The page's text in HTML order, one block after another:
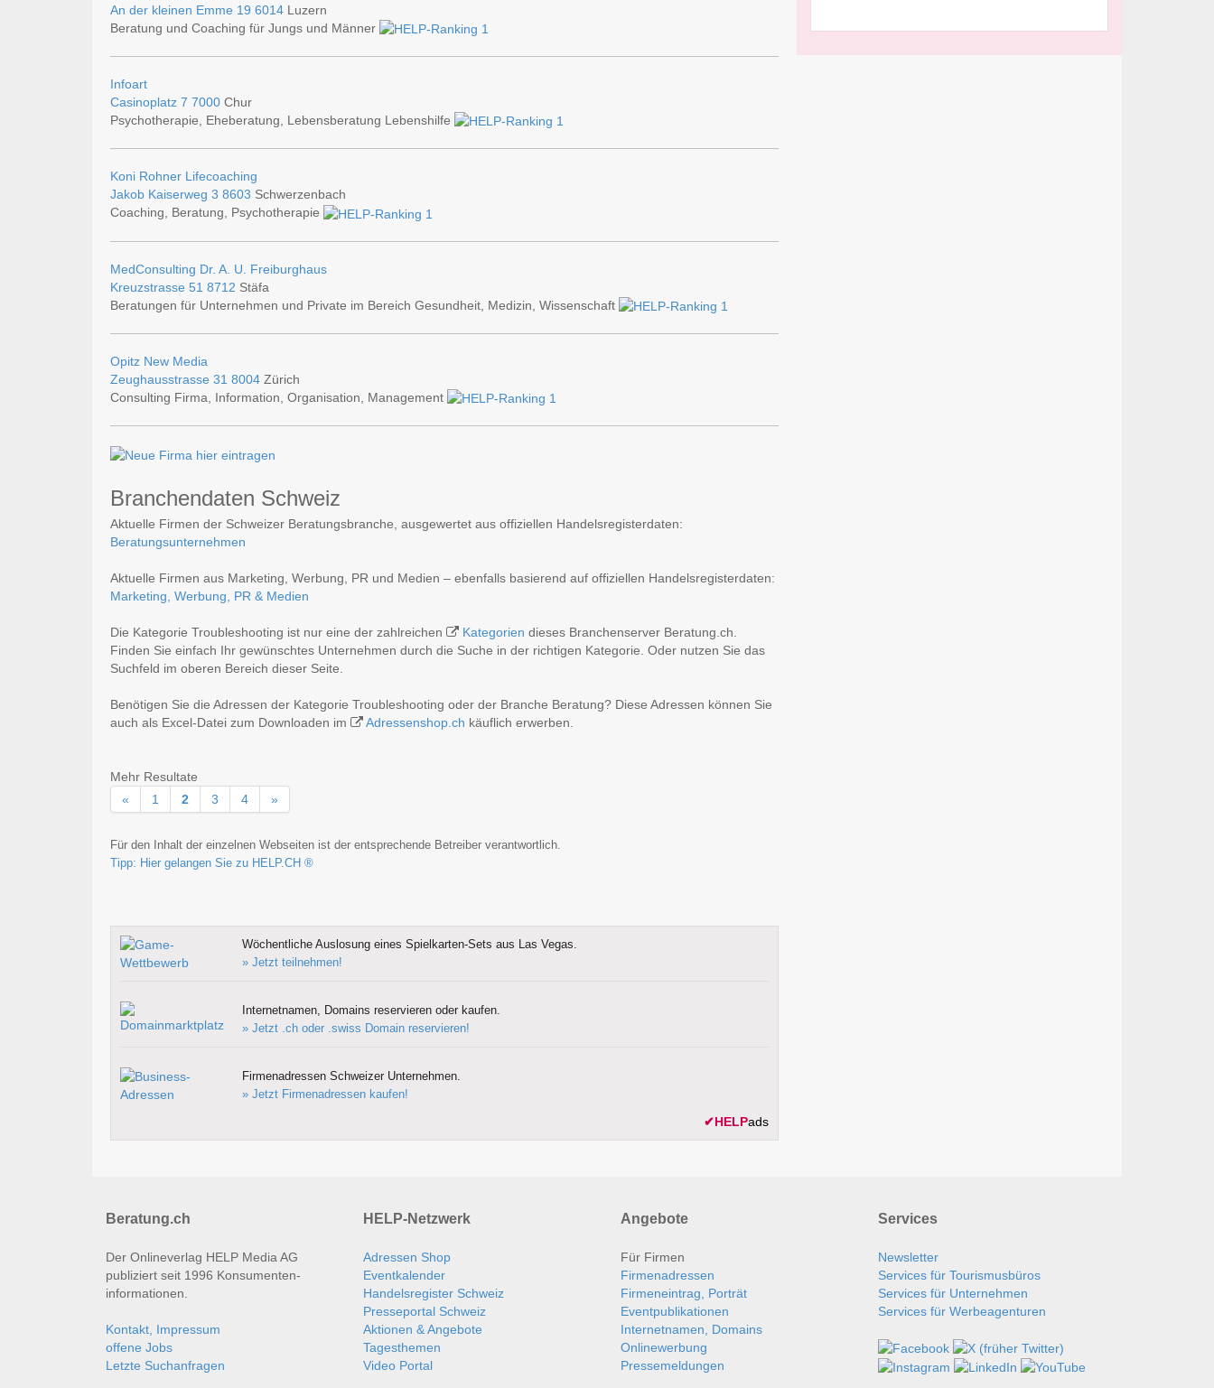
An der kleinen Emme 19 6014 Luzern
Beratung und Coaching für Jungs und Männer
Infoart
Casinoplatz 7 7000 Chur
Psychotherapie, Eheberatung, Lebensberatung Lebenshilfe
Koni Rohner Lifecoaching
Jakob Kaiserweg 3 8603 Schwerzenbach
Coaching, Beratung, Psychotherapie
MedConsulting Dr. A. U. Freiburghaus
Kreuzstrasse 51 8712 Stäfa
Beratungen für Unternehmen und Private im Bereich Gesundheit, Medizin, Wissenschaft
Opitz New Media
Zeughausstrasse 31 8004 Zürich
Consulting Firma, Information, Organisation, Management
Branchendaten Schweiz
Aktuelle Firmen der Schweizer Beratungsbranche, ausgewertet aus offiziellen Handelsregisterdaten:
Beratungsunternehmen
Aktuelle Firmen aus Marketing, Werbung, PR und Medien – ebenfalls basierend auf offiziellen Handelsregisterdaten:
Marketing, Werbung, PR & Medien
Die Kategorie Troubleshooting ist nur eine der zahlreichen Kategorien dieses Branchenserver Beratung.ch.
Finden Sie einfach Ihr gewünschtes Unternehmen durch die Suche in der richtigen Kategorie. Oder nutzen Sie das
Suchfeld im oberen Bereich dieser Seite.
Benötigen Sie die Adressen der Kategorie Troubleshooting oder der Branche Beratung? Diese Adressen können Sie
auch als Excel-Datei zum Downloaden im
Adressenshop.ch käuflich erwerben.
Mehr Resultate
«
1 2 3 4 »
Für den Inhalt der einzelnen Webseiten ist der entsprechende Betreiber verantwortlich.
Tipp: Hier gelangen Sie zu HELP.CH ®
Wöchentliche Auslosung eines Spielkarten-Sets aus Las Vegas.
» Jetzt teilnehmen!
Internetnamen, Domains reservieren oder kaufen.
» Jetzt .ch oder .swiss Domain reservieren!
Firmenadressen Schweizer Unternehmen.
» Jetzt Firmenadressen kaufen!
✔HELPads
Beratung.ch
Der Onlineverlag HELP Media AG
publiziert seit 1996 Konsumenten­
informationen.
Kontakt, Impressum
offene Jobs
Letzte Suchanfragen
HELP-Netzwerk
Adressen Shop
Eventkalender
Handelsregister Schweiz
Presseportal Schweiz
Aktionen & Angebote
Tagesthemen
Video Portal
Angebote
Für Firmen
Firmenadressen
Firmeneintrag, Porträt
Eventpublikationen
Internetnamen, Domains
Onlinewerbung
Pressemeldungen
Services
Newsletter
Services für Tourismusbüros
Services für Unternehmen
Services für Werbeagenturen